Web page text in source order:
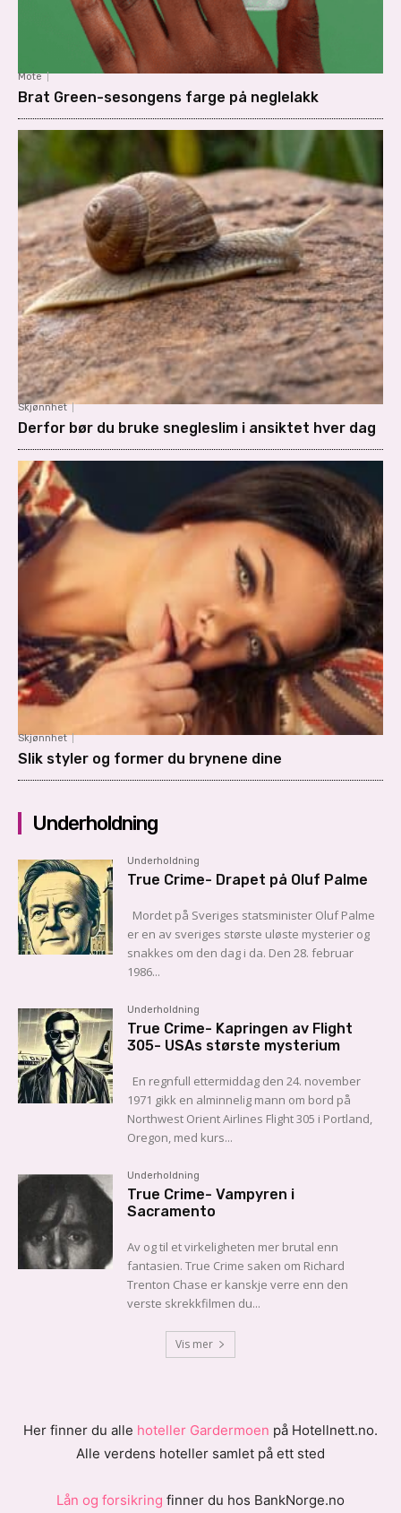
Mote
Brat Green-sesongens farge på neglelakk
Skjønnhet
Derfor bør du bruke snegleslim i ansiktet hver dag
Skjønnhet
Slik styler og former du brynene dine
Underholdning
Underholdning
True Crime- Drapet på Oluf Palme
er en av sveriges største uløste mysterier og
snakkes om den dag i da. Den 28. februar
1986...
Underholdning
True Crime- Kapringen av Flight
305- USAs største mysterium
1971 gikk en alminnelig mann om bord på
Northwest Orient Airlines Flight 305 i Portland,
Oregon, med kurs...
Underholdning
True Crime- Vampyren i
Sacramento
Av og til et virkeligheten mer brutal enn
fantasien. True Crime saken om Richard
Trenton Chase er kanskje verre enn den
verste skrekkfilmen du...
Vis mer
Her finner du alle hoteller Gardermoen på Hotellnett.no.
Alle verdens hoteller samlet på ett sted
Lån og forsikring finner du hos BankNorge.no